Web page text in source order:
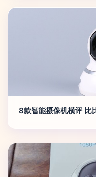
8款智能摄像机横评 比